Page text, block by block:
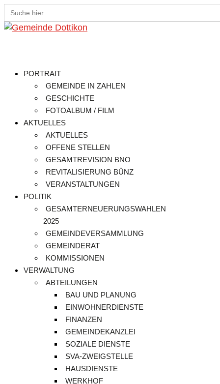
Search
for:
PORTRAIT
GEMEINDE IN ZAHLEN
GESCHICHTE
FOTOALBUM / FILM
AKTUELLES
AKTUELLES
OFFENE STELLEN
GESAMTREVISION BNO
REVITALISIERUNG BÜNZ
VERANSTALTUNGEN
POLITIK
GESAMTERNEUERUNGSWAHLEN
2025
GEMEINDEVERSAMMLUNG
GEMEINDERAT
KOMMISSIONEN
VERWALTUNG
ABTEILUNGEN
BAU UND PLANUNG
EINWOHNERDIENSTE
FINANZEN
GEMEINDEKANZLEI
SOZIALE DIENSTE
SVA-ZWEIGSTELLE
HAUSDIENSTE
WERKHOF